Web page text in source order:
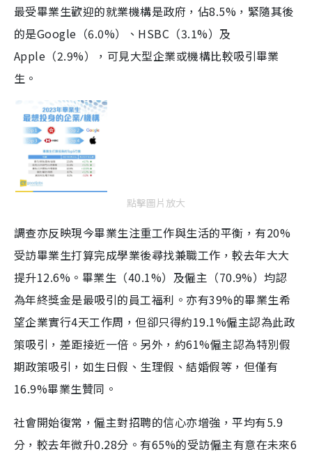
最受畢業生歡迎的就業機構是政府，佔8.5%，緊隨其後
的是Google（6.0%）、HSBC（3.1%）及
Apple（2.9%），可見大型企業或機構比較吸引畢業
生。
點擊圖片放大
調查亦反映現今畢業生注重工作與生活的平衡，有20%
受訪畢業生打算完成學業後尋找兼職工作，較去年大大
提升12.6%。畢業生（40.1%）及僱主（70.9%）均認
為年終獎金是最吸引的員工福利。亦有39%的畢業生希
望企業實行4天工作周，但卻只得約19.1%僱主認為此政
策吸引，差距接近一倍。另外，約61%僱主認為特別假
期政策吸引，如生日假、生理假、結婚假等，但僅有
16.9%畢業生贊同。
社會開始復常，僱主對招聘的信心亦增強，平均有5.9
分，較去年微升0.28分。有65%的受訪僱主有意在未來6